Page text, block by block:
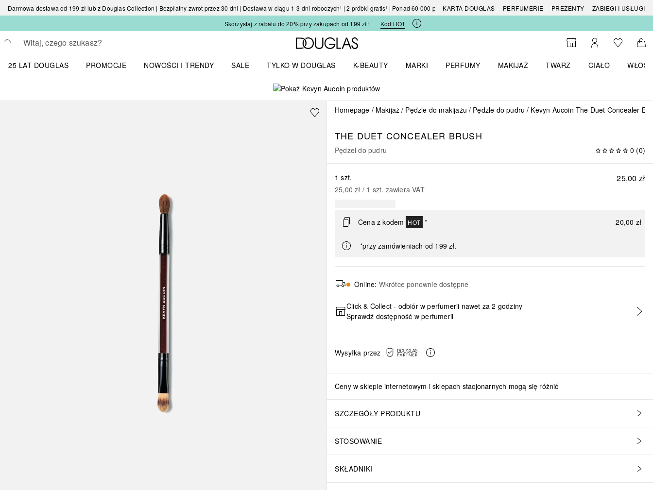
Darmowa dostawa od 199 zł lub z Douglas Collection | Bezpłatny zwrot przez 30 dni | Dostawa w ciągu 1-3 dni roboczych¹ | 2 próbki gratis¹ | Ponad 60 000 produktówKARTA DOUGLAS PERFUMERIE PREZENTY
ZABIEGI I USŁUGI
Skorzystaj z rabatu do 20% przy zakupach od 199 zł!
Kod:HOT
Wracać
Wykonaj wyszukiwanie
Strona główna Douglas
Do wyszukiwarki
Moje kontoDo listyDo
25 LAT DOUGLAS
PROMOCJE
NOWOŚCI I TRENDY
SALE
TYLKO W DOUGLAS
K-BEAUTY
MARKI
PERFUMY
MAKIJAŻ
TWARZ
CIAŁO
WŁOSY
Homepage Makijaż Pędzle do makijażu Pędzle do pudru Kevyn Aucoin The Duet Concealer
THE DUET CONCEALER BRUSH
Pędzel do pudru 0 (0)
25,00 zł
1 szt.
25,00 zł / 1 szt. zawiera VAT
Cena z kodem HOT * 20,00 zł
*przy zamówieniach od 199 zł.
Online: Wkrótce ponownie dostępne
Click & Collect - odbiór w perfumerii nawet za 2 godziny
Sprawdź dostępność w perfumerii
Wysyłka przez
Ceny w sklepie internetowym i sklepach stacjonarnych mogą się różnić
SZCZEGÓŁY PRODUKTU
STOSOWANIE
SKŁADNIKI